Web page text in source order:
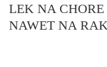
LEK NA
NAWET NA